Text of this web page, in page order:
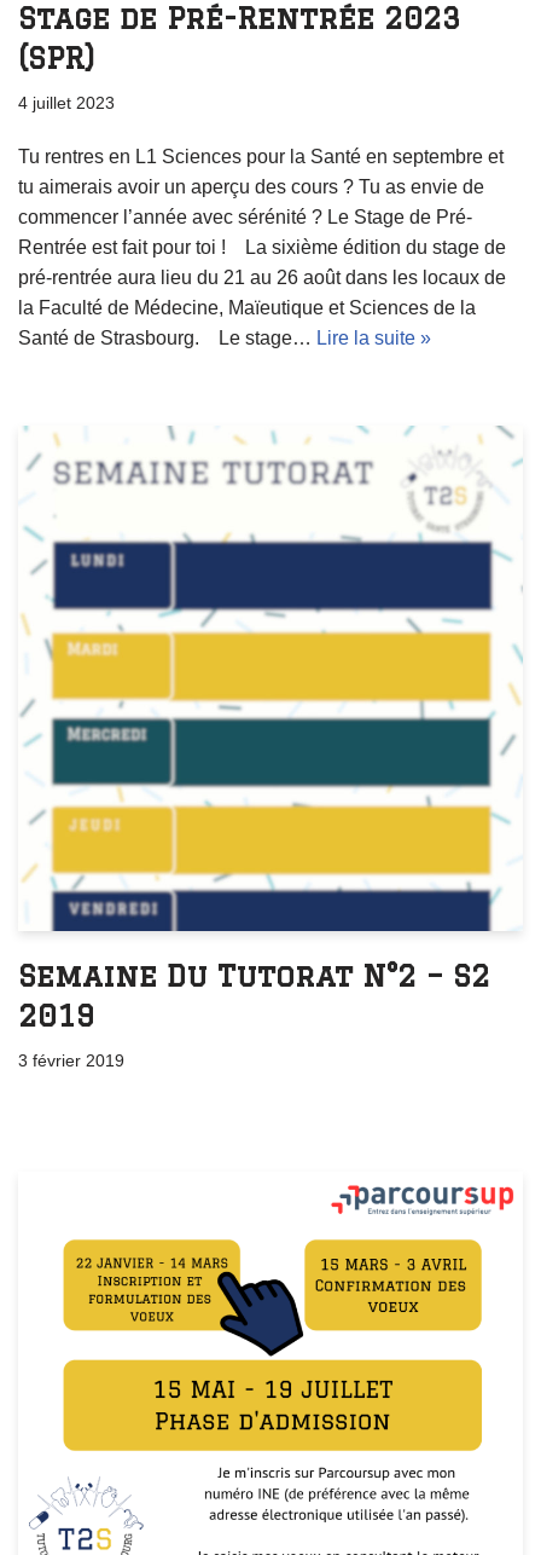
Stage de Pré-Rentrée 2023
(SPR)
4 juillet 2023
Tu rentres en L1 Sciences pour la Santé en septembre et
tu aimerais avoir un aperçu des cours ? Tu as envie de
commencer l’année avec sérénité ? Le Stage de Pré-
Rentrée est fait pour toi ! La sixième édition du stage de
pré-rentrée aura lieu du 21 au 26 août dans les locaux de
la Faculté de Médecine, Maïeutique et Sciences de la
Santé de Strasbourg. Le stage… Lire la suite »
Semaine Du Tutorat N°2 – S2
2019
3 février 2019